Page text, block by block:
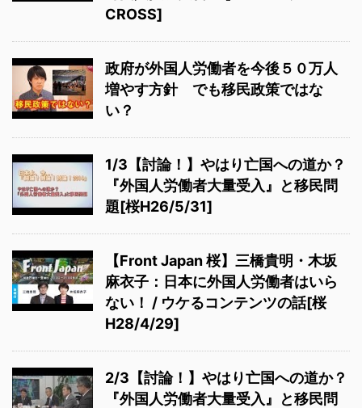
CROSS]
政府が外国人労働者を今後５０万人
増やす方針 でも移民政策ではな
い？
1/3【討論！】やはり亡国への道か？
『外国人労働者大量受入』と移民問
題[桜H26/5/31]
【Front Japan 桜】三橋貴明・木坂
麻衣子：日本に外国人労働者はいら
ない！ / ウケるコンテンツの話[桜
H28/4/29]
2/3【討論！】やはり亡国への道か？
『外国人労働者大量受入』と移民問